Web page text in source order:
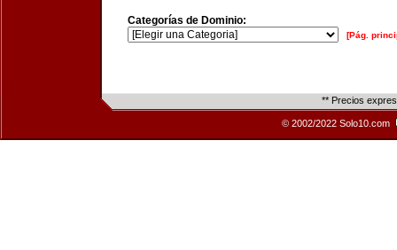
Categorías de Dominio:
[Pág.
** Precios
© 2002/2022 Solo10.com